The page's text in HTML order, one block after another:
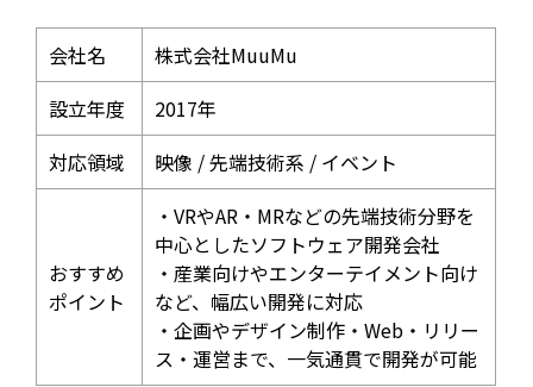
会社名
株式会社MuuMu
設立年度
2017年
対応領域
映像 / 先端技術系 / イベント
おすすめ
ポイント
・VRやAR・MRなどの先端技術分野を
中心としたソフトウェア開発会社
・産業向けやエンターテイメント向け
など、幅広い開発に対応
・企画やデザイン制作・Web・リリー
ス・運営まで、一気通貫で開発が可能